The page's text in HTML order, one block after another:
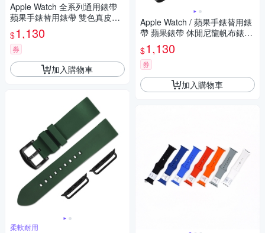
Apple Watch 全系列通用錶帶
蘋果手錶替用錶帶 雙色真皮錶
帶-棕x米白色
$1,130
券
加入購物車
柔軟耐用
Apple Watch / 蘋果手錶替用錶
帶 蘋果錶帶 休閒尼龍帆布錶帶
黑灰色
$1,130
券
加入購物車